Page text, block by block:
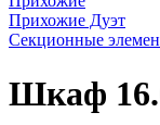
Прихожие Дуэт
Секционные
Шкаф